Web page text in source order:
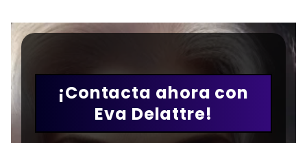
¡Contacta ahora con
Eva Delattre!